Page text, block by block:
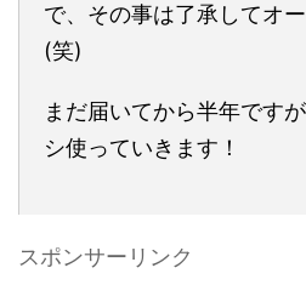
で、その事は了承してオ
(笑)
まだ届いてから半年です
シ使っていきます！
スポンサーリンク